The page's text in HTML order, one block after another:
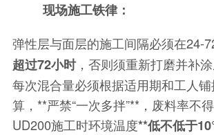
现场施工铁律：
弹性层与面层的施工间隔必须在24-
超过72小时，否则须重新打磨并补涂
每次混合量必须根据适用期和工人
算，**严禁“一次多拌”**，废料率不得
UD200施工时环境温度**低不低于